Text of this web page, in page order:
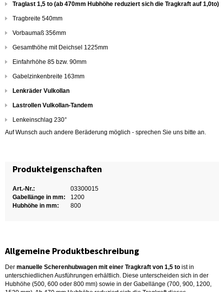
Traglast 1,5 to (ab 470mm Hubhöhe reduziert sich die Tragkraft auf 1,0to)
Tragbreite 540mm
Vorbaumaß 356mm
Gesamthöhe mit Deichsel 1225mm
Einfahrhöhe 85 bzw. 90mm
Gabelzinkenbreite 163mm
Lenkräder Vulkollan
Lastrollen Vulkollan-Tandem
Lenkeinschlag 230°
Auf Wunsch auch andere Beräderung möglich - sprechen Sie uns bitte an.
Produkteigenschaften
Art.-Nr.:
03300015
Gabellänge in mm:
1200
Hubhöhe in mm:
800
Allgemeine Produktbeschreibung
Der manuelle Scherenhubwagen mit einer Tragkraft von 1,5 to ist in
unterschiedlichen Ausführungen erhältlich. Diese unterscheiden sich in der
Hubhöhe (500, 600 oder 800 mm) sowie in der Gabellänge (700, 900, 1200,